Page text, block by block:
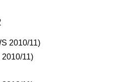
2010/11)
2010/11)